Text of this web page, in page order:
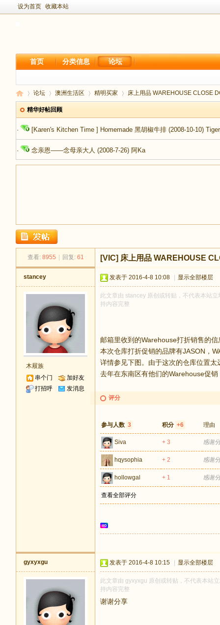
设为首页 收藏本站
首页 分类信息 论坛
足
论坛 澳洲生活区 精明买家 床上用品 WAREHOUSE CLOSE
精华好帖回顾
· [Karen's Kitchen Time ] Homemade 黑胡椒牛排 (2008-10-10)
· 念亲恩——念母亲大人 (2008-7-26) 阿Ka
查看: 8955 回复: 61 [VIC] 床上用品 WAREHOUSE
stancey
木屐族
串个门
加好友
打招呼
发消息
发表于 2016-4-8 10:08 显示全部楼层
此文章由 stancey 原创或转贴，不代表本站
持内容完整
邮箱里收到的Warehouse打折销售的信
本次仓库打折促销的品牌有JASON，
详情参见下图。由于这次的仓库位置
去年在东南区有他们的Warehouse促
评分
参与人数 3 积分 +6 理由
Siva + 3 感谢
hqysophia + 2 感谢
hollowgal + 1 感谢
查看全部评分
gyxyxgu 发表于 2016-4-8 10:15 显示全部楼层
此文章由 gyxyxgu 原创或转贴，不代表本站
持内容完整
谢谢分享